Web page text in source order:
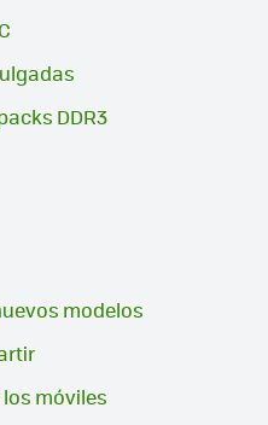
DDR3
modelos
móviles